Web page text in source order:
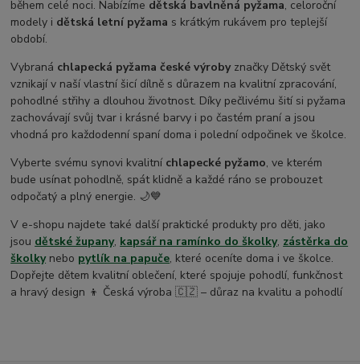
během celé noci. Nabízíme dětská bavlněná pyžama, celoroční
modely i dětská letní pyžama s krátkým rukávem pro teplejší
období.
Vybraná chlapecká pyžama české výrobyznačky Dětský svět
vznikají v naší vlastní šicí dílně s důrazem na kvalitní zpracování,
pohodlné střihy a dlouhou životnost. Díky pečlivému šití si pyžama
zachovávají svůj tvar i krásné barvy i po častém praní a jsou
vhodná pro každodenní spaní doma i polední odpočinek ve školce.
Vyberte svému synovi kvalitní chlapecké pyžamo, ve kterém
bude usínat pohodlně, spát klidně a každé ráno se probouzet
odpočatý a plný energie. 🌙💙
V e-shopu najdete také další praktické produkty pro děti, jako
jsou dětské župany, kapsář na ramínko do školky, zástěrka do
školkynebo pytlík na papuče, které oceníte doma i ve školce.
Dopřejte dětem kvalitní oblečení, které spojuje pohodlí, funkčnost
a hravý design 👦 Česká výroba 🇨🇿 – důraz na kvalitu a pohodlí